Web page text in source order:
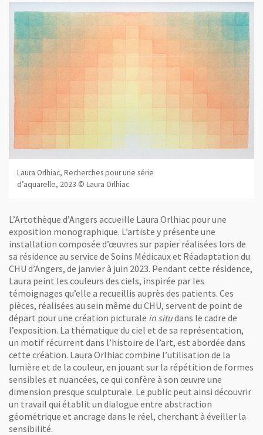
Laura Orlhiac, Recherches pour une série
d’aquarelle, 2023 © Laura Orlhiac
L’Artothèque d’Angers accueille Laura Orlhiac pour une
exposition monographique. L’artiste y présente une
installation composée d’œuvres sur papier réalisées lors de
sa résidence au service de Soins Médicaux et Réadaptation du
CHU d’Angers, de janvier à juin 2023. Pendant cette résidence,
Laura peint les couleurs des ciels, inspirée par les
témoignages qu’elle a recueillis auprès des patients. Ces
pièces, réalisées au sein même du CHU, servent de point de
départ pour une création picturale in situdans le cadre de
l’exposition. La thématique du ciel et de sa représentation,
un motif récurrent dans l’histoire de l’art, est abordée dans
cette création. Laura Orlhiac combine l’utilisation de la
lumière et de la couleur, en jouant sur la répétition de formes
sensibles et nuancées, ce qui confère à son œuvre une
dimension presque sculpturale. Le public peut ainsi découvrir
un travail qui établit un dialogue entre abstraction
géométrique et ancrage dans le réel, cherchant à éveiller la
sensibilité.